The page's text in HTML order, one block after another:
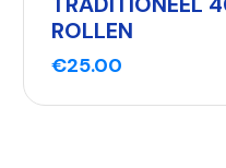
ROLLEN
€25.00